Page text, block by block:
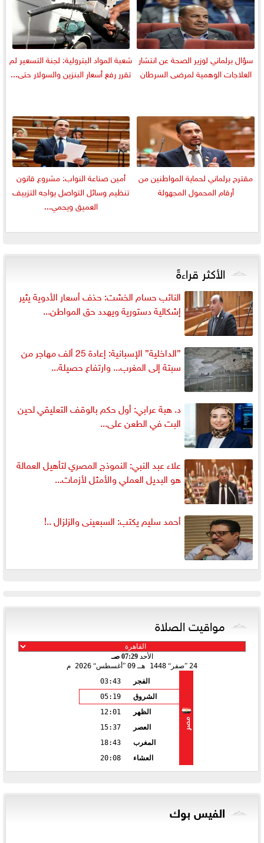
سؤال برلماني لوزير الصحة عن انتشار
العلاجات الوهمية لمرضى السرطان
شعبة المواد البترولية: لجنة التسعير لم
تقرر رفع أسعار البنزين والسولار حتى...
مقترح برلماني لحماية المواطنين من
أرقام المحمول المجهولة
أمين صناعة النواب: مشروع قانون
تنظيم وسائل التواصل يواجه التزييف
العميق ويحمي...
الأكثر قراءةً
النائب حسام الخشت: حذف أسعار الأدوية يثير
إشكالية دستورية ويهدد حق المواطن...
”الداخلية” الإسبانية: إعادة 25 ألف مهاجر من
سبتة إلى المغرب... وارتفاع حصيلة...
د. هبة عرابي: أول حكم بالوقف التعليقي لحين
البت في الطعن على...
علاء عبد النبي: النموذج المصري لتأهيل العمالة
هو البديل العملي والأمثل لأزمات...
أحمد سليم يكتب: السبعينى والزلزال ..!
مواقيت الصلاة
الأحد07:29 صـ
24 صفر 1448 هـ 09 أغسطس 2026 م
مصر
الفجر
03:43
الشروق
05:19
الظهر
12:01
العصر
15:37
المغرب
18:43
العشاء
20:08
الفيس بوك